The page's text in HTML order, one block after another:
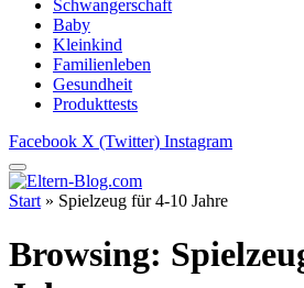
Schwangerschaft
Baby
Kleinkind
Familienleben
Gesundheit
Produkttests
Facebook X (Twitter) Instagram
Start » Spielzeug für 4-10 Jahre
Browsing: